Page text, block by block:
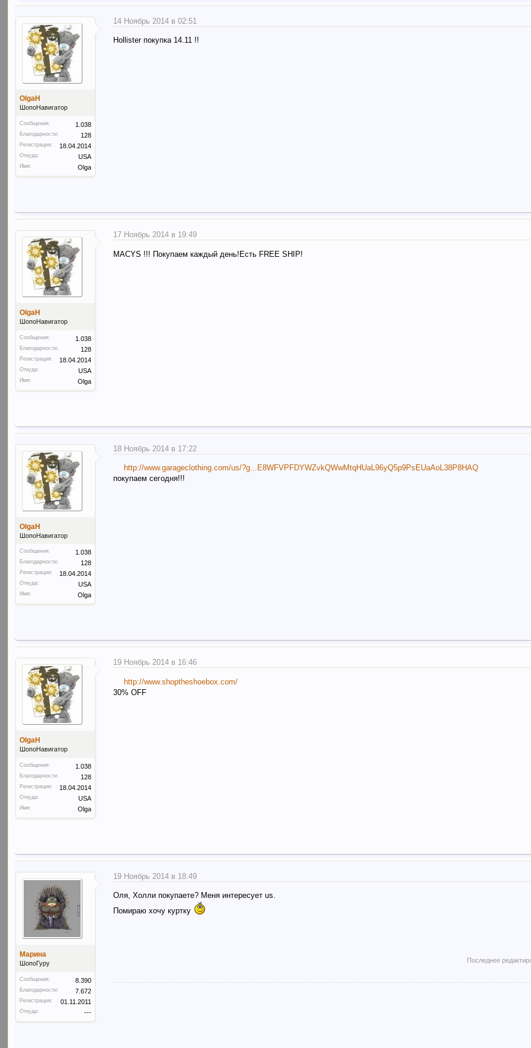
OlgaH
ШопоНавигатор
Сообщения: 1.038
Благодарности: 128
Регистрация: 18.04.2014
Откуда: USA
Имя: Olga
14 Ноябрь 2014 в 02:51
Hollister покупка 14.11 !!
OlgaH
ШопоНавигатор
Сообщения: 1.038
Благодарности: 128
Регистрация: 18.04.2014
Откуда: USA
Имя: Olga
17 Ноябрь 2014 в 19:49
MACYS !!! Покупаем каждый день!Есть FREE SHIP!
OlgaH
ШопоНавигатор
Сообщения: 1.038
Благодарности: 128
Регистрация: 18.04.2014
Откуда: USA
Имя: Olga
18 Ноябрь 2014 в 17:22
http://www.garageclothing.com/us/?g...E8WFVPFDYWZvkQWwMtqHUaL96yQ5p9PsEUaAoL38P8HAQ
покупаем сегодня!!!
OlgaH
ШопоНавигатор
Сообщения: 1.038
Благодарности: 128
Регистрация: 18.04.2014
Откуда: USA
Имя: Olga
19 Ноябрь 2014 в 16:46
http://www.shoptheshoebox.com/
30% OFF
Марина
ШопоГуру
Сообщения: 8.390
Благодарности: 7.672
Регистрация: 01.11.2011
Откуда: ---
19 Ноябрь 2014 в 18:49
Оля, Холли покупаете? Меня интересует us.
Помираю хочу куртку
Последнее